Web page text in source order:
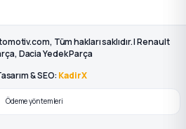
Tüm hakları saklıdır. | Renault
Dacia Yedek Parça
& SEO: KadirX